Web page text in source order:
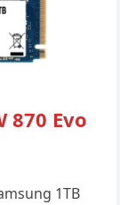
870 Evo
1TB